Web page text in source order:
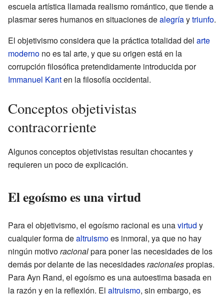
escuela artística llamada realismo romántico, que tiende a
plasmar seres humanos en situaciones dealegríaytriunfo.
El objetivismo considera que la práctica totalidad del arte
moderno no es tal arte, y que su origen está en la
corrupción filosófica pretendidamente introducida por
Immanuel Kanten la filosofía occidental.
Conceptos objetivistas
contracorriente
Algunos conceptos objetivistas resultan chocantes y
requieren un poco de explicación.
El egoísmo es una virtud
Para el objetivismo, el egoísmo racional es unavirtud y
cualquier forma dealtruismoes inmoral, ya que no hay
ningún motivoracionalpara poner las necesidades de los
demás por delante de las necesidadesracionalespropias.
Para Ayn Rand, el egoísmo es una autoestima basada en
la razón y en la reflexión. El altruismo, sin embargo, es